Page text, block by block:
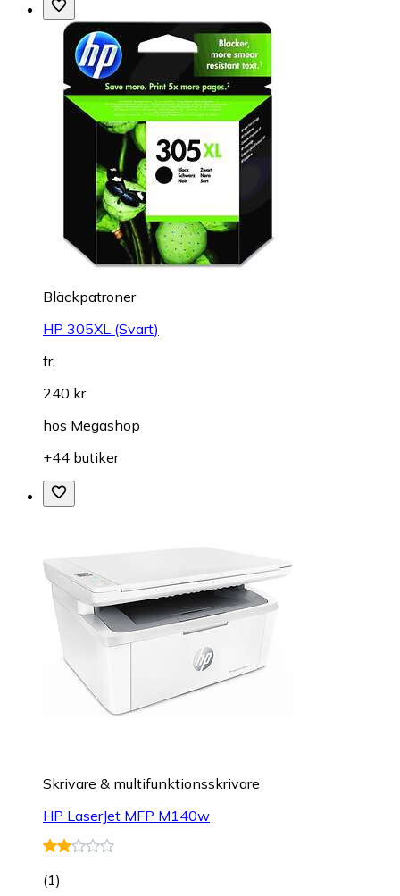
Bläckpatroner
HP 305XL (Svart)
fr.
240 kr
hos Megashop
+44 butiker
Skrivare & multifunktionsskrivare
HP LaserJet MFP M140w
(1)